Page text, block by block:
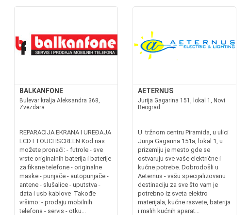
BALKANFONE
Bulevar kralja Aleksandra 368,
Zvezdara
REPARACIJA EKRANA I UREĐAJA
LCD I TOUCHSCREEN Kod nas
možete pronaći: - futrole - sve
vrste originalnih baterija i baterije
za fiksne telefone - originalne
maske - punjače - autopunjače -
antene - slušalice - uputstva -
data i usb kablove Takođe
vršimo: - prodaju mobilnih
telefona - servis - otku...
AETERNUS
Jurija Gagarina 151, lokal 1, Novi
Beograd
U tržnom centru Piramida, u ulici
Jurija Gagarina 151a, lokal 1, u
prizemlju je mesto gde se
ostvaruju sve vaše električne i
kućne potrebe. Dobrodošli u
Aeternus - vašu specijalizovanu
destinaciju za sve što vam je
potrebno iz sveta elektro
materijala, kućne rasvete, baterija
i malih kućnih aparat...